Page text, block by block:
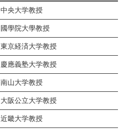
中央大学教授
國學院大學教授
東京経済大学教授
慶應義塾大学教授
南山大学教授
大阪公立大学教授
近畿大学教授